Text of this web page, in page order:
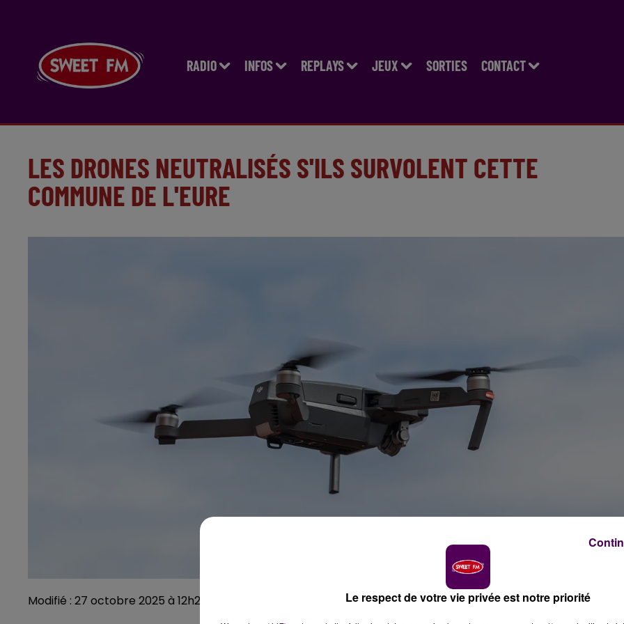
RADIO INFOS REPLAYS JEUX SORTIES CONTACT
LES DRONES NEUTRALISÉS S'ILS SURVOLENT CETTE
COMMUNE DE L'EURE
Modifié : 27 octobre 2025 à 12h23 par Julien Dubois / crédit photo : PixabayLe respect de votre vie privée est notre priorité